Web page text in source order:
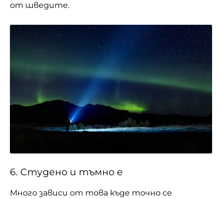
от шведите.
6. Студено и тъмно е
Много зависи от това къде точно се